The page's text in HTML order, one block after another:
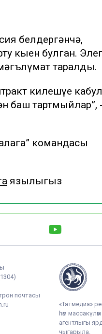
белдергәнчә,
кыен булган.
таралды.
килешүе кабул
баш тартмыйлар”,
командасы
язылыгыз
почтасы
«Татмедиа»
һәм
агентлыгы
чыгарыла.